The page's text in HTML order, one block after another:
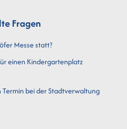
Fragen
Messe statt?
einen Kindergartenplatz
Termin bei der Stadtverwaltung